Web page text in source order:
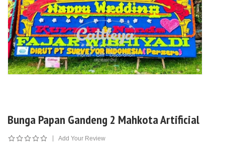
Bunga Papan Gandeng 2 Mahkota Artificial
| Add Your Review